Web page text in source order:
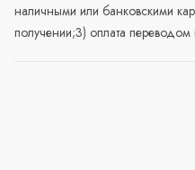
наличными или банковскими
получении;3) оплата переводом